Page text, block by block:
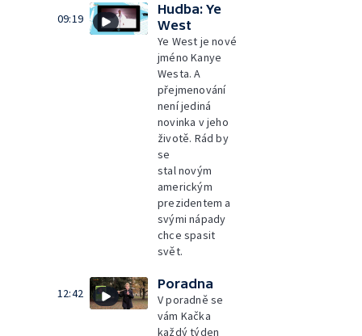
09:19
Hudba: Ye
West
Ye West je nové
jméno Kanye
Westa. A
přejmenování
není jediná
novinka v jeho
životě. Rád by
se
stal novým
americkým
prezidentem a
svými nápady
chce spasit
svět.
12:42
Poradna
V poradně se
vám Kačka
každý týden